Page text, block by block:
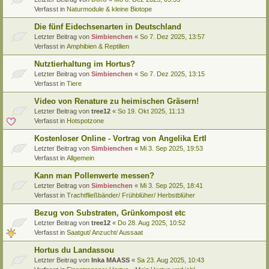
Verfasst in Naturmodule & kleine Biotope
Die fünf Eidechsenarten in Deutschland
Letzter Beitrag von Simbienchen « So 7. Dez 2025, 13:57
Verfasst in Amphibien & Reptilien
Nutztierhaltung im Hortus?
Letzter Beitrag von Simbienchen « So 7. Dez 2025, 13:15
Verfasst in Tiere
Video von Renature zu heimischen Gräsern!
Letzter Beitrag von tree12 « So 19. Okt 2025, 11:13
Verfasst in Hotspotzone
Kostenloser Online - Vortrag von Angelika Ertl
Letzter Beitrag von Simbienchen « Mi 3. Sep 2025, 19:53
Verfasst in Allgemein
Kann man Pollenwerte messen?
Letzter Beitrag von Simbienchen « Mi 3. Sep 2025, 18:41
Verfasst in Trachtfließbänder/ Frühblüher/ Herbstblüher
Bezug von Substraten, Grünkompost etc
Letzter Beitrag von tree12 « Do 28. Aug 2025, 10:52
Verfasst in Saatgut/ Anzucht/ Aussaat
Hortus du Landassou
Letzter Beitrag von Inka MAASS « Sa 23. Aug 2025, 10:43